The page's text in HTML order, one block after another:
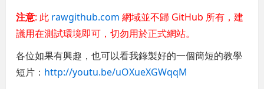
注意: 此 rawgithub.com 網域並不歸 GitHub 所有，建
議用在測試環境即可，切勿用於正式網站。
各位如果有興趣，也可以看我錄製好的一個簡短的教學
短片： http://youtu.be/uOXueXGWqqM